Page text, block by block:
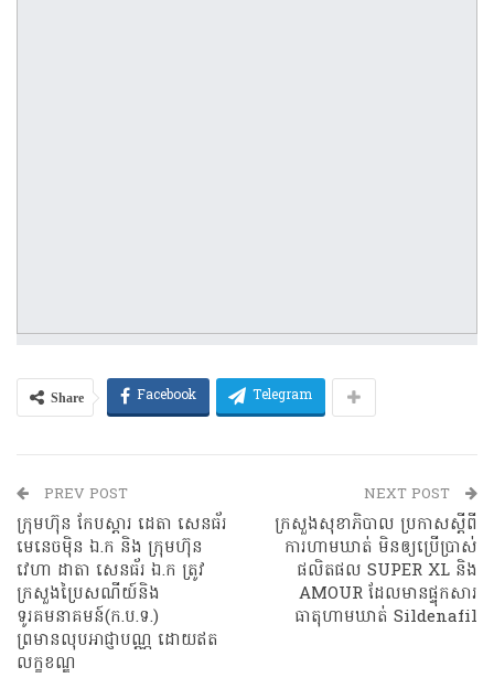
Share Facebook Telegram
PREV POST
ក្រុមហ៊ុន កែបស្តារ ដេតា សេនធ័រ
មេនេចម៉ិន ឯ.ក និង ក្រុមហ៊ុន
វេហា ដាតា សេនធ័រ ឯ.ក ត្រូវ
ក្រសួងប្រៃសណីយ៍និង
ទូរគមនាគមន៍(ក.ប.ទ.)
ព្រមានលុបអាជ្ញាបណ្ណ ដោយឥត
លក្ខខណ្ឌ
NEXT POST
ក្រសួងសុខាភិបាល ប្រកាសស្តីពី
ការហាមឃាត់ មិនឲ្យប្រើប្រាស់
ផលិតផល SUPER XL និង
AMOUR ដែលមានផ្ទុកសារ
ធាតុហាមឃាត់ Sildenafil